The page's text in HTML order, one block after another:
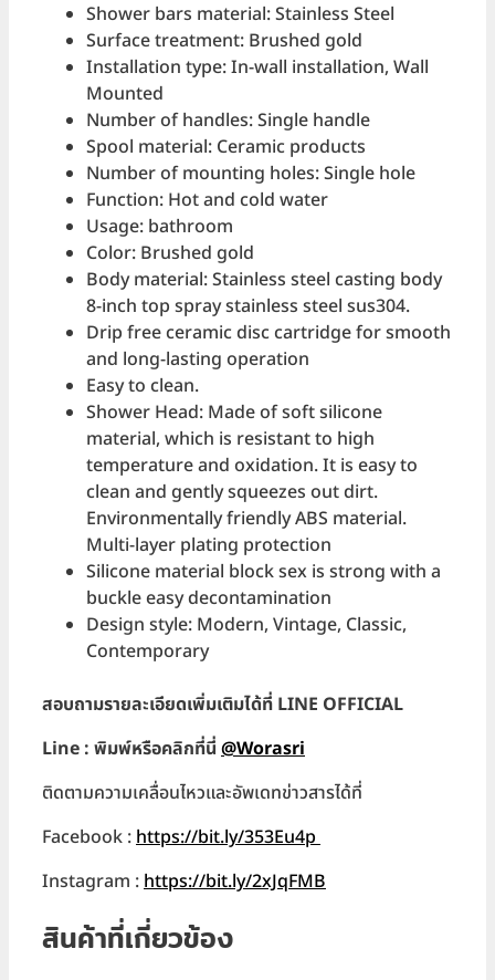
Shower bars material: Stainless Steel
Surface treatment: Brushed gold
Installation type: In-wall installation, Wall
Mounted
Number of handles: Single handle
Spool material: Ceramic products
Number of mounting holes: Single hole
Function: Hot and cold water
Usage: bathroom
Color: Brushed gold
Body material: Stainless steel casting body
8-inch top spray stainless steel sus304.
Drip free ceramic disc cartridge for smooth
and long-lasting operation
Easy to clean.
Shower Head: Made of soft silicone
material, which is resistant to high
temperature and oxidation. It is easy to
clean and gently squeezes out dirt.
Environmentally friendly ABS material.
Multi-layer plating protection
Silicone material block sex is strong with a
buckle easy decontamination
Design style: Modern, Vintage, Classic,
Contemporary
สอบถามรายละเอียดเพิ่มเติมได้ที่ LINE OFFICIAL
Line : พิมพ์หรือคลิกที่นี่ @Worasri
ติดตามความเคลื่อนไหวและอัพเดทข่าวสารได้ที่
Facebook :https://bit.ly/353Eu4p
Instagram :https://bit.ly/2xJqFMB
สินค้าที่เกี่ยวข้อง